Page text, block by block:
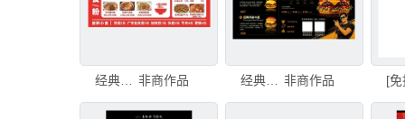
经典面食菜单展示 非商作品 经典牛肉汉堡菜单展示 非商作品